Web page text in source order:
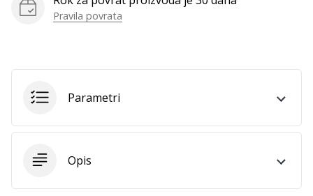
PrikažiPravila povrata
Parametri
Opis